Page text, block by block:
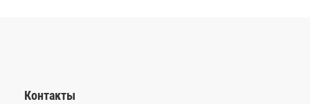
Контакты